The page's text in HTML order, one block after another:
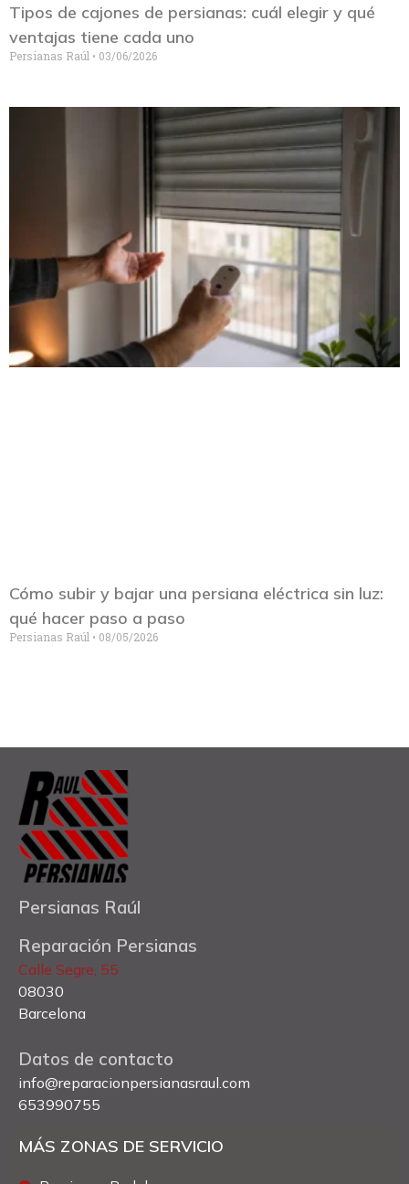
Tipos de cajones de persianas: cuál elegir y qué
ventajas tiene cada uno
Persianas Raúl 03/06/2026
Cómo subir y bajar una persiana eléctrica sin luz:
qué hacer paso a paso
Persianas Raúl 08/05/2026
Persianas Raúl
Reparación Persianas
Calle Segre, 55
08030
Barcelona
Datos de contacto
info@reparacionpersianasraul.com
653990755
MÁS ZONAS DE SERVICIO